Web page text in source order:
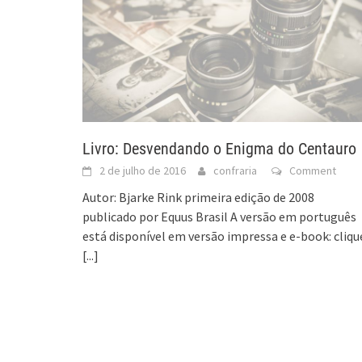
Livro: Desvendando o Enigma do Centauro
2 de julho de 2016 confraria Comment
Autor: Bjarke Rink primeira edição de 2008
publicado por Equus Brasil A versão em português
está disponível em versão impressa e e-book:
[...]